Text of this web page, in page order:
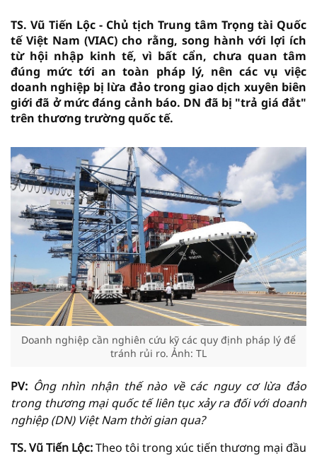
TS. Vũ Tiến Lộc - Chủ tịch Trung tâm Trọng tài Quốc
tế Việt Nam (VIAC) cho rằng, song hành với lợi ích
từ hội nhập kinh tế, vì bất cẩn, chưa quan tâm
đúng mức tới an toàn pháp lý, nên các vụ việc
doanh nghiệp bị lừa đảo trong giao dịch xuyên biên
giới đã ở mức đáng cảnh báo. DN đã bị "trả giá đắt"
trên thương trường quốc tế.
Doanh nghiệp cần nghiên cứu kỹ các quy định pháp lý để
tránh rủi ro. Ảnh: TL
PV: Ông nhìn nhận thế nào về các nguy cơ lừa đảo
trong thương mại quốc tế liên tục xảy ra đối với doanh
nghiệp (DN) Việt Nam thời gian qua?
TS. Vũ Tiến Lộc:Theo tôi trong xúc tiến thương mại đầu